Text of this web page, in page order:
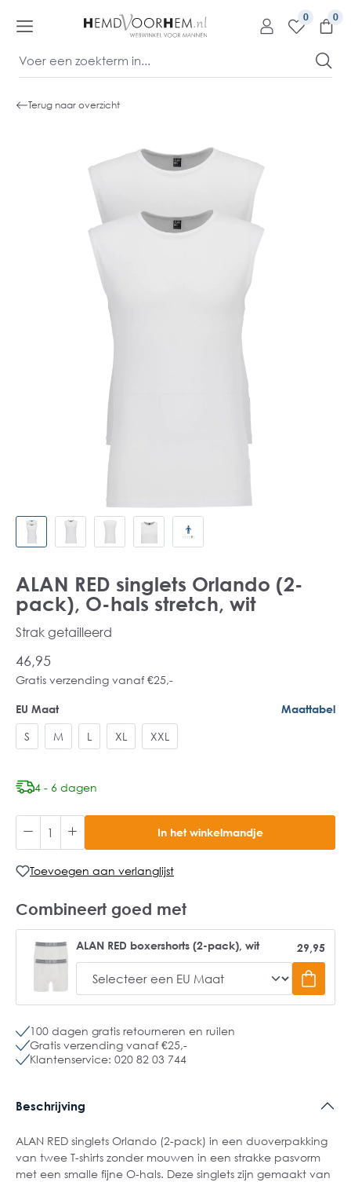
0
Terug naar overzicht
ALAN RED singlets Orlando (2-
pack), O-hals stretch, wit
Strak getailleerd
46,95
Gratis verzending vanaf €25,-
EU Maat Maattabel
S M L XL XXL
4 - 6 dagen
In het winkelmandje
Toevoegen aan verlanglijst
Combineert goed met
ALAN RED boxershorts (2-pack), wit 29,95
100 dagen gratis retourneren en ruilen
Gratis verzending vanaf €25,-
Klantenservice: 020 82 03 744
Beschrijving
ALAN RED singlets Orlando (2-pack) in een duoverpakking
van twee T-shirts zonder mouwen in een strakke pasvorm
met een smalle fijne O-hals. Deze singlets zijn gemaakt van